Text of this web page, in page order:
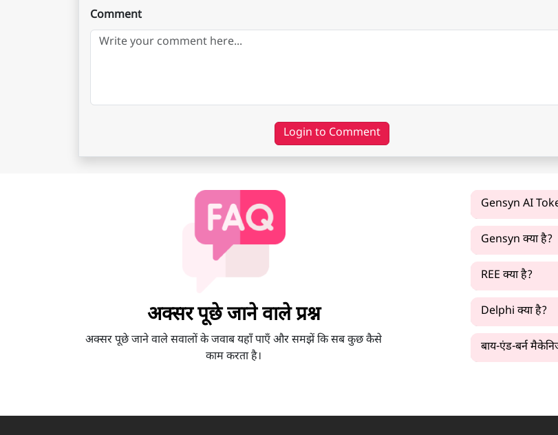
Comment
Login to Comment
अक्सर पूछे जाने वाले प्रश्न
अक्सर पूछे जाने वाले सवालों के जवाब यहाँ पाएँ और समझें कि सब कुछ कैसे
काम करता है।
Gensyn AI
Gensyn क्या है?
REE क्या है?
Delphi क्या है?
बाय-एंड-बर्न